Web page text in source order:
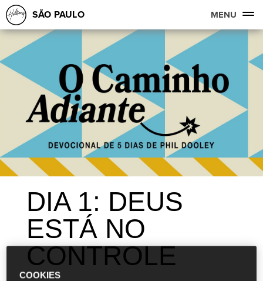
SÃO PAULO MENU
DIA 1: DEUS
ESTÁ NO
CONTROLE
COOKIES